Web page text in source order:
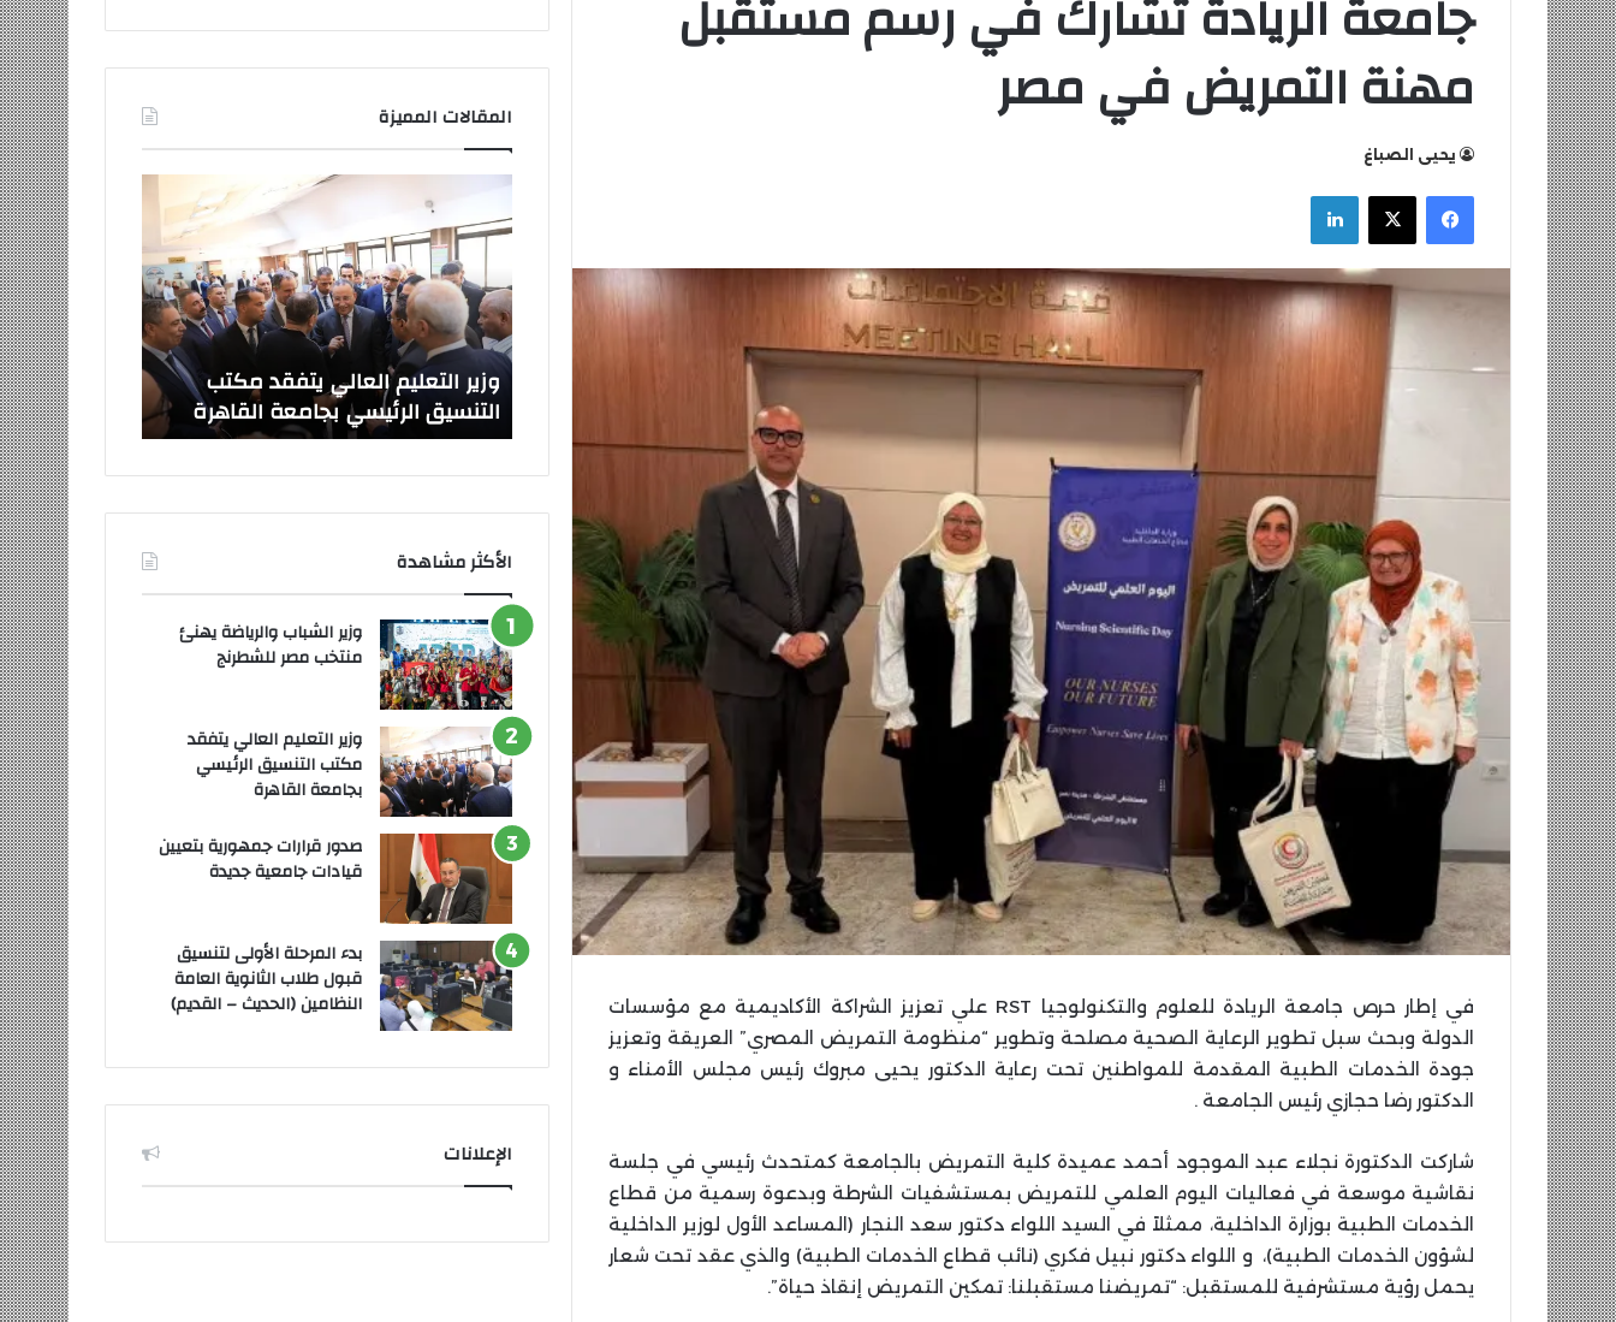
جامعة الريادة تشارك في رسم مستقبل
مهنة التمريض في مصر
يحيى الصباغ
فيسبوك
‫X لينكدإن
في إطار حرص جامعة الريادة للعلوم والتكنولوجيا RST علي تعزيز الشراكة الأكاديمية مع مؤسسات
الدولة وبحث سبل تطوير الرعاية الصحية مصلحة وتطوير “منظومة التمريض المصري” العريقة وتعزيز
جودة الخدمات الطبية المقدمة للمواطنين تحت رعاية الدكتور يحيى مبروك رئيس مجلس الأمناء و
الدكتور رضا حجازي رئيس الجامعة .
شاركت الدكتورة نجلاء عبد الموجود أحمد عميدة كلية التمريض بالجامعة كمتحدث رئيسي في جلسة
نقاشية موسعة في فعاليات اليوم العلمي للتمريض بمستشفيات الشرطة وبدعوة رسمية من قطاع
الخدمات الطبية بوزارة الداخلية، ممثلاً في السيد اللواء دكتور سعد النجار (المساعد الأول لوزير الداخلية
لشؤون الخدمات الطبية)، و اللواء دكتور نبيل فكري (نائب قطاع الخدمات الطبية) والذي عقد تحت شعار
يحمل رؤية مستشرفية للمستقبل: “تمريضنا مستقبلنا: تمكين التمريض إنقاذ حياة”.
المقالات المميزة
للتصدي
التعليم العالي تكثف جهودها للتصدي
للكيانات الوهمية
منتخب
مصر
للشطرنج
وزير الشباب والرياضة يهنئ منتخب
مصر للشطرنج
وزير
العالي
مكتب
التنسيق
الرئيسي
بجامعة
القاهرة
وزير التعليم العالي يتفقد مكتب
التنسيق الرئيسي بجامعة القاهرة
بتعيين
قيادات
جديدة
صدور
جامعية
الأكثر مشاهدة
وزير الشباب والرياضة يهنئ
منتخب مصر للشطرنج
وزير التعليم العالي يتفقد
مكتب التنسيق الرئيسي
بجامعة القاهرة
صدور قرارات جمهورية بتعيين
قيادات جامعية جديدة
بدء المرحلة الأولى لتنسيق
قبول طلاب الثانوية العامة
النظامين (الحديث – القديم)
الإعلانات